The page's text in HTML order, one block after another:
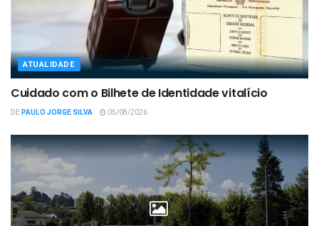
ATUALIDADE
Cuidado com o Bilhete de Identidade vitalício
DEPAULO JORGE SILVA 05/08/2026